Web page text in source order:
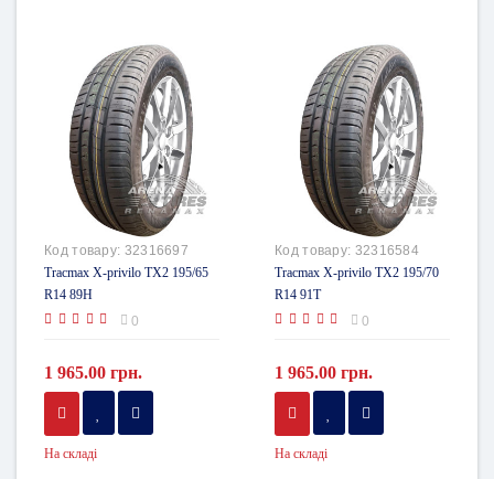
Код товару: 32316697
Tracmax X-privilo TX2 195/65
R14 89H
0
1 965.00 грн.
На складі
Код товару: 32316584
Tracmax X-privilo TX2 195/70
R14 91T
0
1 965.00 грн.
На складі